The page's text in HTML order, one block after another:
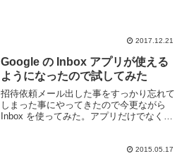
2017.12.21
Google の Inbox アプリが使える
ようになったので試してみた
招待依頼メール出した事をすっかり忘れて
しまった事にやってきたので今更ながら
Inbox を使ってみた。アプリだけでなく、
くらべて以下の様な特徴があります。...
2015.05.17